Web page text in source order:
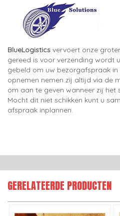
BlueLogistics vervoert onze
gereed is voor verzending wordt
gebeld om uw bezorgafspraak
opnemen nemen zij altijd via de
om aan te geven wanneer zij het
Mocht dit niet schikken kunt u
afspraak inplannen.
GERELATEERDE PRODUCTEN